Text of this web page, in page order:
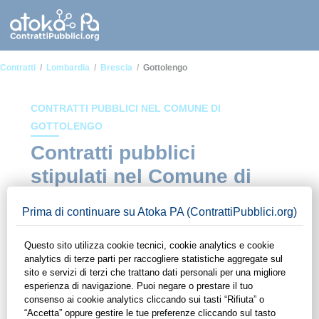
Contratti Lombardia Brescia Gottolengo
CONTRATTI PUBBLICI NEL COMUNE DI
GOTTOLENGO
Contratti pubblici
stipulati nel Comune di
all'interno del Comune di Gottolengo. Grazie alle funzionalità
di ContrattiPubblici.org potrai monitorare la scadenza dei
contratti pubblici di tuo interesse e programmare la tua attività
commerciale con le Pubbliche Amministrazioni con largo
anticipo. Il servizio di ContrattiPubblici.org offre agli utenti 7
giorni di prova gratuiti per avere l'opportunità di conoscere e